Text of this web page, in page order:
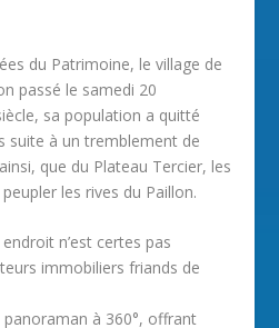
du Patrimoine, le village de
passé le samedi 20
sa population a quitté
suite à un tremblement de
que du Plateau Tercier, les
les rives du Paillon.
n’est certes pas
immobiliers friands de
à 360°, offrant